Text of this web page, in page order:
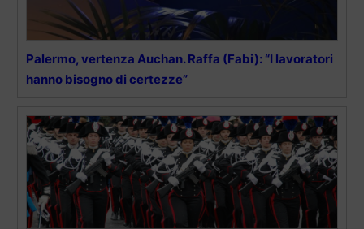
Palermo, vertenza Auchan. Raffa (Fabi): “I lavoratori
hanno bisogno di certezze”